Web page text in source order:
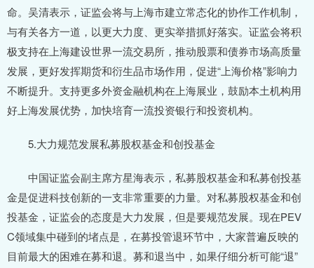
命。吴清表示，证监会将与上海市建立常态化的协作工作机制，
与有关各方一道，以更大力度、更实举措抓好落实。证监会将积
极支持在上海建设世界一流交易所，推动股票和债券市场高质量
发展，更好发挥期货和衍生品市场作用，促进“上海价格”影响力
不断提升。支持更多外资金融机构在上海展业，鼓励本土机构用
好上海发展优势，加快培育一流投资银行和投资机构。
5.大力规范发展私募股权基金和创投基金
中国证监会副主席方星海表示，私募股权基金和私募创投基
金是促进科技创新的一支非常重要的力量。对私募股权基金和创
投基金，证监会的态度是大力发展，但是要规范发展。现在PEV
C领域集中碰到的堵点是，在募投管退环节中，大家普遍反映的
目前最大的困难在募和退。募和退当中，如果仔细分析可能“退”